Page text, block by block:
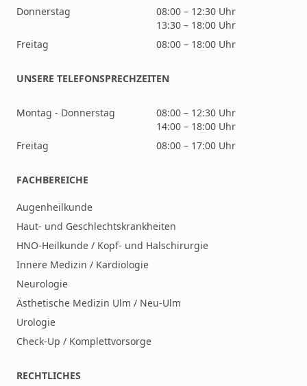
Donnerstag
08:00 – 12:30 Uhr
13:30 – 18:00 Uhr
Freitag
08:00 – 18:00 Uhr
UNSERE TELEFONSPRECHZEITEN
Montag - Donnerstag
08:00 – 12:30 Uhr
14:00 – 18:00 Uhr
Freitag
08:00 – 17:00 Uhr
FACHBEREICHE
Augenheilkunde
Haut- und Geschlechtskrankheiten
HNO-Heilkunde / Kopf- und Halschirurgie
Innere Medizin / Kardiologie
Neurologie
Ästhetische Medizin Ulm / Neu-Ulm
Urologie
Check-Up / Komplettvorsorge
RECHTLICHES